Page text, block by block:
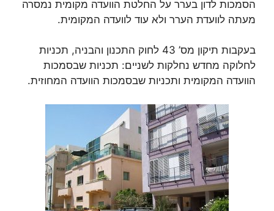
הסמכות לדון בערר על החלטת הוועדה מקומית נמסרה
מעתה לוועדת הערר ולא עוד לוועדה המקומית.
בעקבות תיקון מס’ 43 לחוק התכנון והבניה, תכניות
לחלוקה מחדש נחלקות לשניים: תכניות שבסמכות
הוועדה המקומית ותכניות שבסמכות הוועדה המחוזית.